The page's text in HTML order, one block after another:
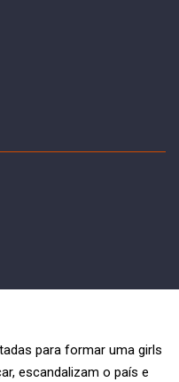
para formar uma girls
escandalizam o país e